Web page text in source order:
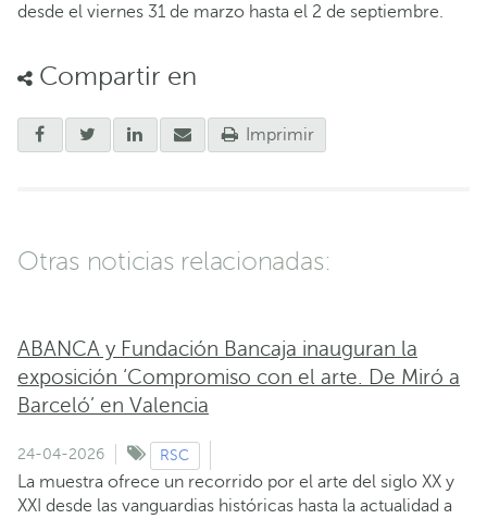
desde el viernes 31 de marzo hasta el 2 de septiembre.
Compartir en
Imprimir
Otras noticias relacionadas:
ABANCA y Fundación Bancaja inauguran la
exposición ‘Compromiso con el arte. De Miró a
Barceló’ en Valencia
24-04-2026 RSC
La muestra ofrece un recorrido por el arte del siglo XX y
XXI desde las vanguardias históricas hasta la actualidad a